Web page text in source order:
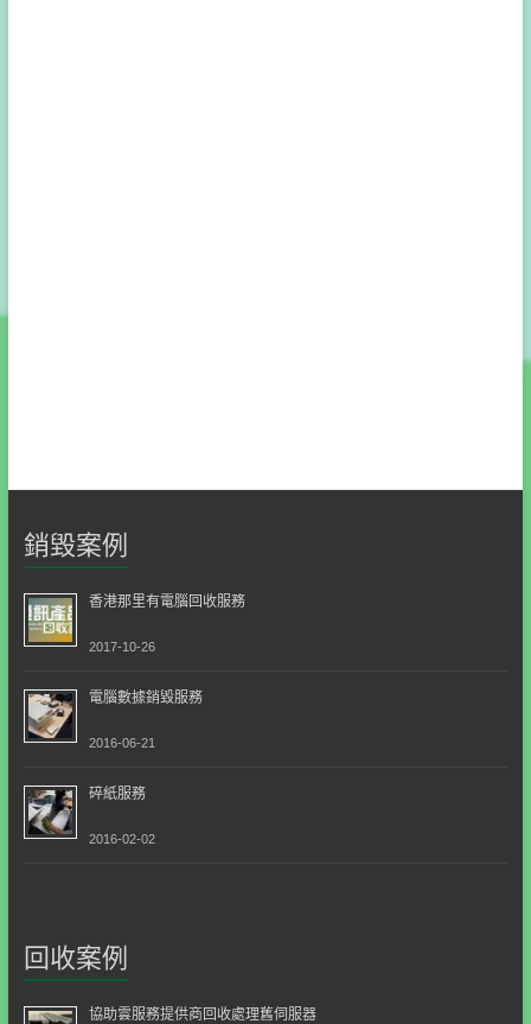
銷毀案例
香港那里有電腦回收服務
2017-10-26
電腦數據銷毀服務
2016-06-21
碎紙服務
2016-02-02
回收案例
協助雲服務提供商回收處理舊伺服器